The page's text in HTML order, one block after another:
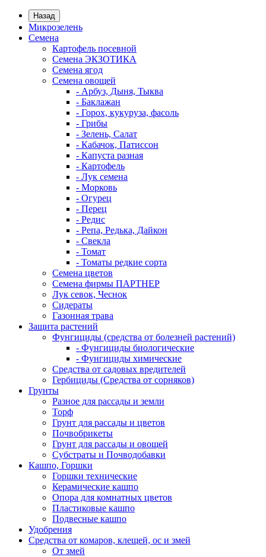
Назад
Микрозелень
Семена
Картофель посевной
Семена ЭКЗОТИКА
Семена ягод
Семена овощей
- Арбуз, Дыня, Тыква
- Баклажан
- Горох, кукуруза, фасоль
- Грибы
- Зелень, Салат
- Кабачок, Патиссон
- Капуста разная
- Картофель
- Лук семена
- Морковь
- Огурец
- Перец
- Редис
- Репа, Редька, Дайкон
- Свекла
- Томат
- Томаты редкие сорта
Семена цветов
Семена фирмы ПАРТНЕР
Лук севок, Чеснок
Сидераты
Газонная трава
Защита растений
Фунгициды (средства от болезней растений)
- Фунгициды биологические
- Фунгициды химические
Средства от садовых вредителей
Гербициды (Средства от сорняков)
Грунты
Разное для рассады и земли
Торф
Грунт для рассады и цветов
Почвобрикеты
Грунт для рассады и овощей
Субстраты и Почводобавки
Кашпо, Горшки
Горшки технические
Керамические кашпо
Опора для комнатных цветов
Пластиковые кашпо
Подвесные кашпо
Удобрения
Средства от комаров, клещей, ос и змей
От змей